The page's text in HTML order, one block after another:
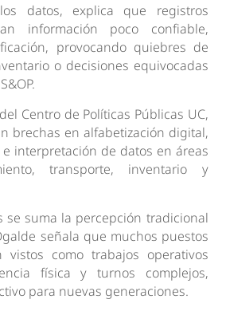
datos, explica que registros
información poco confiable,
provocando quiebres de
o decisiones equivocadas
Centro de Políticas Públicas UC,
brechas en alfabetización digital,
interpretación de datos en áreas
transporte, inventario y
se suma la percepción tradicional
señala que muchos puestos
vistos como trabajos operativos
física y turnos complejos,
para nuevas generaciones.